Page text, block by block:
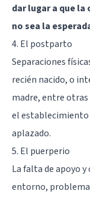
dar lugar a que
no sea la
4. El postparto
Separaciones
recién nacido, o
madre, entre otras
el establecimiento
aplazado.
5. El puerperio
La falta de apoyo
entorno,